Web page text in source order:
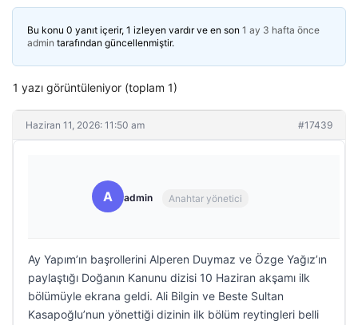
Bu konu 0 yanıt içerir, 1 izleyen vardır ve en son 1 ay 3 hafta önce
admin tarafından güncellenmiştir.
1 yazı görüntüleniyor (toplam 1)
Haziran 11, 2026: 11:50 am #17439
A admin Anahtar yönetici
Ay Yapım’ın başrollerini Alperen Duymaz ve Özge Yağız’ın
paylaştığı Doğanın Kanunu dizisi 10 Haziran akşamı ilk
bölümüyle ekrana geldi. Ali Bilgin ve Beste Sultan
Kasapoğlu’nun yönettiği dizinin ilk bölüm reytingleri belli